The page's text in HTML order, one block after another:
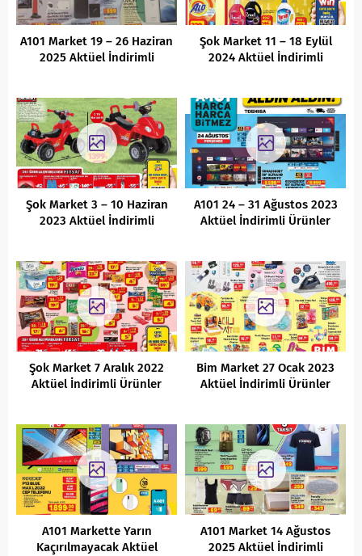
A101 Market 19 – 26 Haziran
2025 Aktüel İndirimli
Şok Market 11 – 18 Eylül
2024 Aktüel İndirimli
Şok Market 3 – 10 Haziran
2023 Aktüel İndirimli
A101 24 – 31 Ağustos 2023
Aktüel İndirimli Ürünler
Şok Market 7 Aralık 2022
Aktüel İndirimli Ürünler
Bim Market 27 Ocak 2023
Aktüel İndirimli Ürünler
A101 Markette Yarın
Kaçırılmayacak Aktüel
A101 Market 14 Ağustos
2025 Aktüel İndirimli